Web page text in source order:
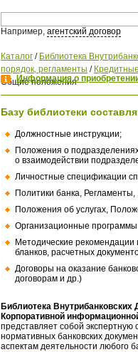
Например, агентский договор
Каталог / Библиотека
порядок, регламенты /
Общие положения
Информация о
Базу библиотеки
Должностные инструкции;
Положения о
о взаимодействии
Личностные спецификации
Политики банка,
Положения об услугах,
Организационные
Методические
бланков, расчетных
Договоры на оказание
договорам и др.)
Библиотека
Корпоративной
представляет собой экспертную
нормативных банковских
аспектам деятельности любого